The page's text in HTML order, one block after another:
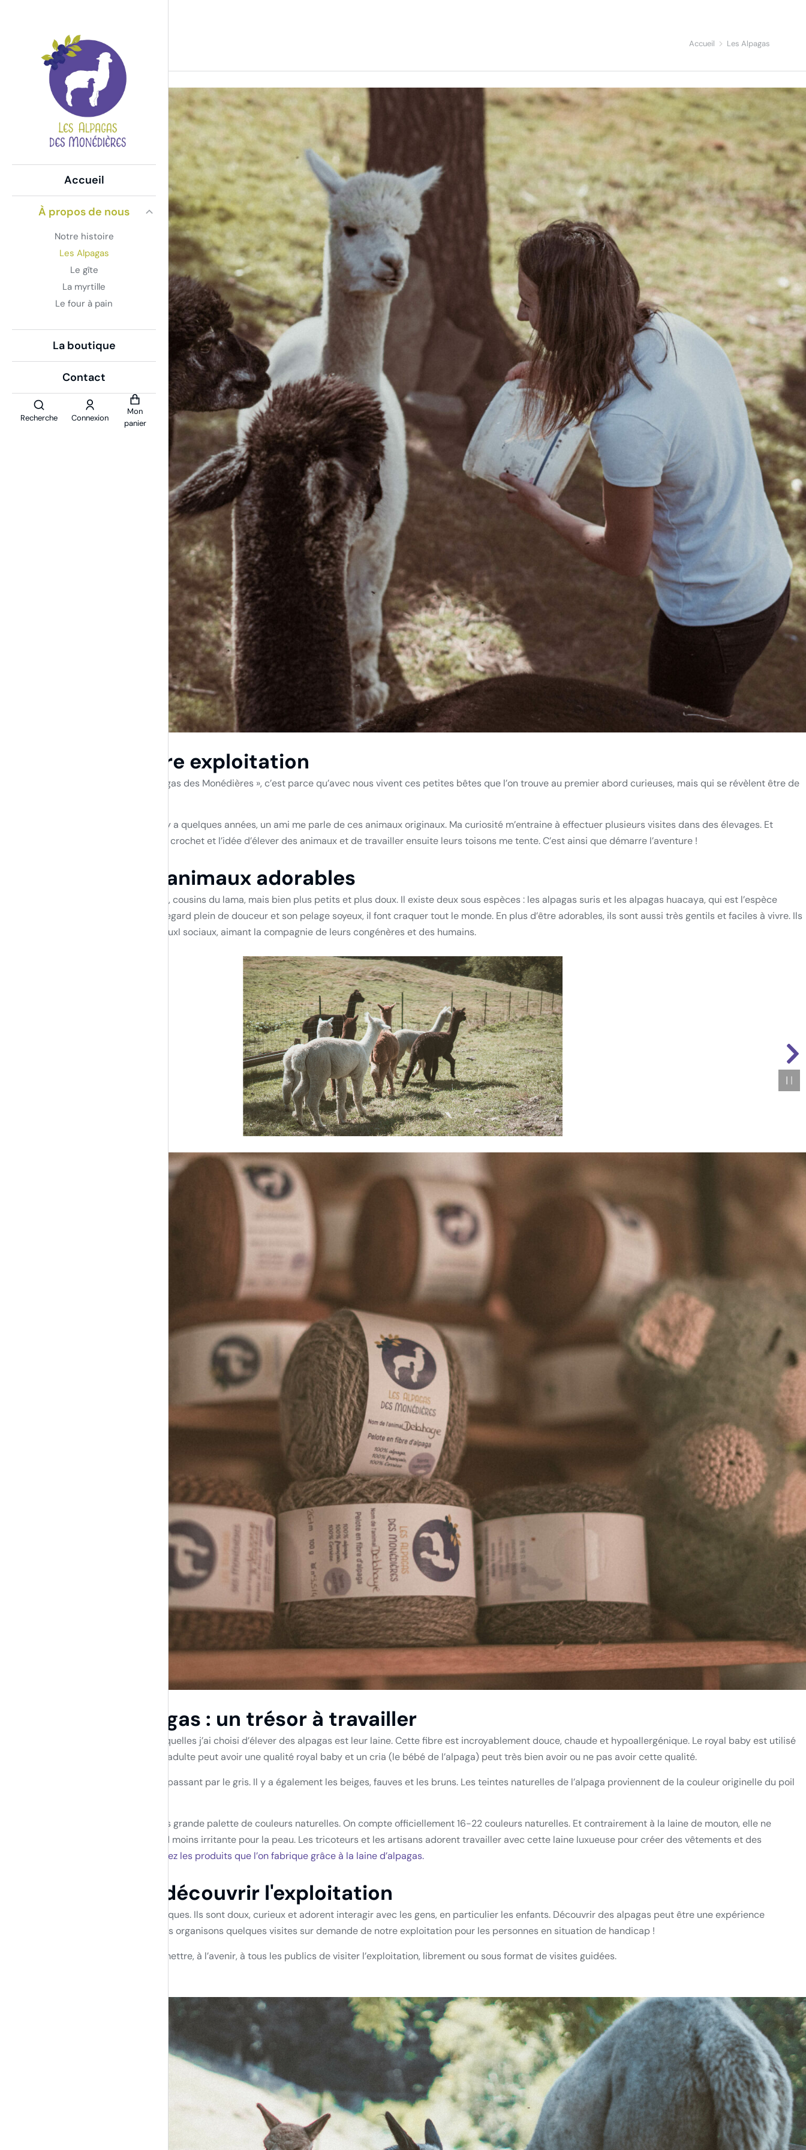
Les Alpagas Accueil Les Alpagas
À l'origine de notre exploitation
Si notre exploitation se nomme « Alpagas des Monédières », c’est parce qu’avec nous vivent ces petites bêtes que l’on trouve au premier abord curieuses, mais qui se révèlent être de
Mais pourquoi élever des Alpagas ? Il y a quelques années, un ami me parle de ces animaux originaux. Ma curiosité m’entraine à effectuer plusieurs visites dans des élevages. Et
l’animal me fascine ! De plus, je fais du crochet et l’idée d’élever des animaux et de travailler ensuite leurs toisons me tente. C’est ainsi que démarre l’aventure !
Les alpagas, des animaux adorables
Les alpagas sont des petits camélidés, cousins du lama, mais bien plus petits et plus doux. Il existe deux sous espèces : les alpagas suris et les alpagas huacaya, qui est l’espèce
présente sur l’exploitation. Avec leur regard plein de douceur et son pelage soyeux, il font craquer tout le monde. En plus d’être adorables, ils sont aussi très gentils et faciles à vivre. Ils
vivent en troupeaux et sont des animauxl sociaux, aimant la compagnie de leurs congénères et des humains.
La laine des Alpagas : un trésor à travailler
L’une des raisons principales pour lesquelles j’ai choisi d’élever des alpagas est leur laine. Cette fibre est incroyablement douce, chaude et hypoallergénique. Le royal baby est utilisé
pour qualifier la finesse de la fibre; un adulte peut avoir une qualité royal baby et un cria (le bébé de l’alpaga) peut très bien avoir ou ne pas avoir cette qualité.
Les couleurs vont du blanc au noir, en passant par le gris. Il y a également les beiges, fauves et les bruns. Les teintes naturelles de l’alpaga proviennent de la couleur originelle du poil
L’alpaga est l’animal qui produit la plus grande palette de couleurs naturelles. On compte officiellement 16-22 couleurs naturelles. Et contrairement à la laine de mouton, elle ne
contient pas de lanoline, ce qui la rend moins irritante pour la peau. Les tricoteurs et les artisans adorent travailler avec cette laine luxueuse pour créer des vêtements et des
Découvrez les produits que l’on fabrique grâce à la laine d’alpagas.
Des visites pour découvrir l'exploitation
Les alpagas sont des animaux fantastiques. Ils sont doux, curieux et adorent interagir avec les gens, en particulier les enfants. Découvrir des alpagas peut être une expérience
enrichissante : c’est pour cela que nous organisons quelques visites sur demande de notre exploitation pour les personnes en situation de handicap !
Nous travaillons activement pour permettre, à l’avenir, à tous les publics de visiter l’exploitation, librement ou sous format de visites guidées.
Accueil
À propos de nous
Notre histoire
Les Alpagas
Le gîte
La myrtille
Le four à pain
La boutique
Contact
Recherche Connexion
Mon
panier